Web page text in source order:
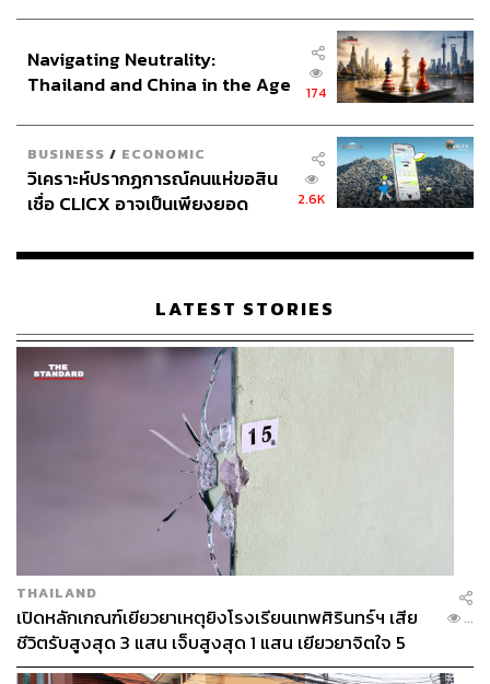
Navigating Neutrality:
Thailand and China in the Age
174
BUSINESS / ECONOMIC
วิเคราะห์ปรากฏการณ์คนแห่ขอสิน
เชื่อ CLICX อาจเป็นเพียงยอด
เรือนไทยที่ถูกซุกไว้
2.6K
LATEST STORIES
THAILAND
เปิดหลักเกณฑ์เยียวยาเหตุยิงโรงเรียนเทพศิรินทร์ฯ เสีย
ชีวิตรับสูงสุด 3 แสน เจ็บสูงสุด 1 แสน เยียวยาจิตใจ 5
ระดับ
...